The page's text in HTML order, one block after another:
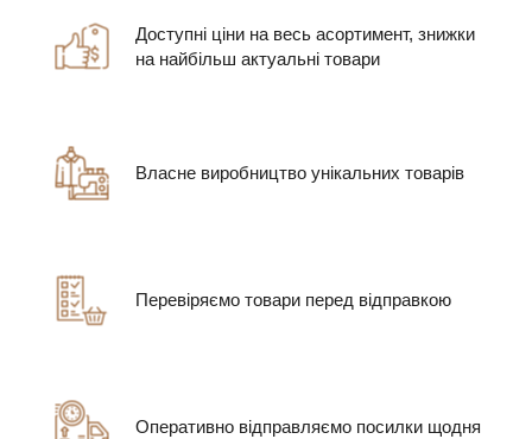
Доступні ціни на весь асортимент, знижки
на найбільш актуальні товари
Власне виробництво унікальних товарів
Перевіряємо товари перед відправкою
Оперативно відправляємо посилки щодня